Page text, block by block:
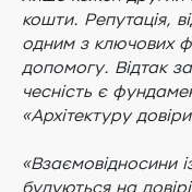
кошти. Репутація,
одним з ключових
допомогу. Відтак
чесність є
«Архітектуру
«Взаємовідносини
будуються на